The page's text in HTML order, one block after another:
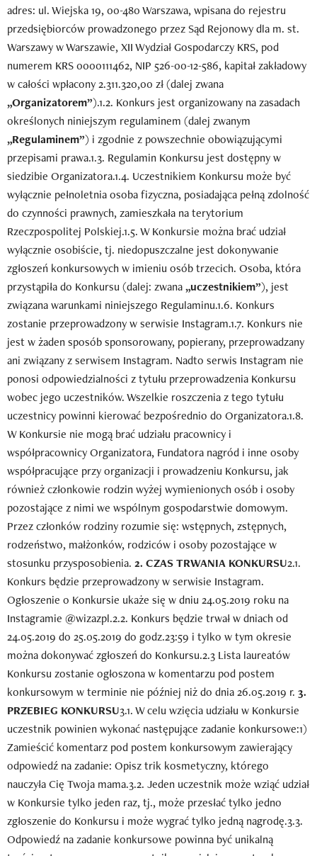
adres: ul. Wiejska 19, 00-480 Warszawa, wpisana do rejestru
przedsiębiorców prowadzonego przez Sąd Rejonowy dla m. st.
Warszawy w Warszawie, XII Wydział Gospodarczy KRS, pod
numerem KRS 0000111462, NIP 526-00-12-586, kapitał zakładowy
w całości wpłacony 2.311.320,00 zł (dalej zwana
„Organizatorem”).1.2. Konkurs jest organizowany na zasadach
określonych niniejszym regulaminem (dalej zwanym
„Regulaminem”) i zgodnie z powszechnie obowiązującymi
przepisami prawa.1.3. Regulamin Konkursu jest dostępny w
siedzibie Organizatora.1.4. Uczestnikiem Konkursu może być
wyłącznie pełnoletnia osoba fizyczna, posiadająca pełną zdolność
do czynności prawnych, zamieszkała na terytorium
Rzeczpospolitej Polskiej.1.5. W Konkursie można brać udział
wyłącznie osobiście, tj. niedopuszczalne jest dokonywanie
zgłoszeń konkursowych w imieniu osób trzecich. Osoba, która
przystąpiła do Konkursu (dalej: zwana„uczestnikiem”), jest
związana warunkami niniejszego Regulaminu.1.6. Konkurs
zostanie przeprowadzony w serwisie Instagram.1.7. Konkurs nie
jest w żaden sposób sponsorowany, popierany, przeprowadzany
ani związany z serwisem Instagram. Nadto serwis Instagram nie
ponosi odpowiedzialności z tytułu przeprowadzenia Konkursu
wobec jego uczestników. Wszelkie roszczenia z tego tytułu
uczestnicy powinni kierować bezpośrednio do Organizatora.1.8.
W Konkursie nie mogą brać udziału pracownicy i
współpracownicy Organizatora, Fundatora nagród i inne osoby
współpracujące przy organizacji i prowadzeniu Konkursu, jak
również członkowie rodzin wyżej wymienionych osób i osoby
pozostające z nimi we wspólnym gospodarstwie domowym.
Przez członków rodziny rozumie się: wstępnych, zstępnych,
rodzeństwo, małżonków, rodziców i osoby pozostające w
stosunku przysposobienia. 2. CZAS TRWANIA KONKURSU2.1.
Konkurs będzie przeprowadzony w serwisie Instagram.
Ogłoszenie o Konkursie ukaże się w dniu 24.05.2019 roku na
Instagramie @wizazpl.2.2. Konkurs będzie trwał w dniach od
24.05.2019 do 25.05.2019 do godz.23:59 i tylko w tym okresie
można dokonywać zgłoszeń do Konkursu.2.3 Lista laureatów
Konkursu zostanie ogłoszona w komentarzu pod postem
konkursowym w terminie nie później niż do dnia 26.05.2019 r. 3.
PRZEBIEG KONKURSU3.1. W celu wzięcia udziału w Konkursie
uczestnik powinien wykonać następujące zadanie konkursowe:1)
Zamieścić komentarz pod postem konkursowym zawierający
odpowiedź na zadanie: Opisz trik kosmetyczny, którego
nauczyła Cię Twoja mama.3.2. Jeden uczestnik może wziąć udział
w Konkursie tylko jeden raz, tj., może przesłać tylko jedno
zgłoszenie do Konkursu i może wygrać tylko jedną nagrodę.3.3.
Odpowiedź na zadanie konkursowe powinna być unikalną